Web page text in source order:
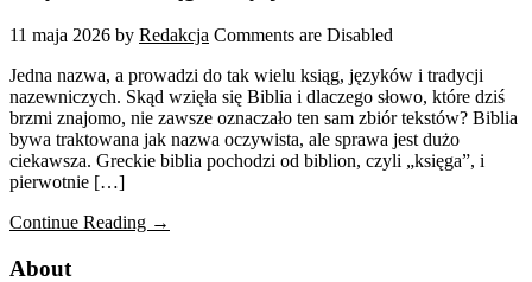
11 maja 2026 by Redakcja Comments are Disabled
Jedna nazwa, a prowadzi do tak wielu ksiąg, języków i tradycji
nazewniczych. Skąd wzięła się Biblia i dlaczego słowo, które dziś
brzmi znajomo, nie zawsze oznaczało ten sam zbiór tekstów? Biblia
bywa traktowana jak nazwa oczywista, ale sprawa jest dużo
ciekawsza. Greckie biblia pochodzi od biblion, czyli „księga”, i
pierwotnie […]
Continue Reading →
About